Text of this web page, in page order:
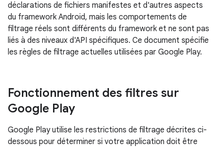
déclarations de fichiers manifestes et d'autres aspects
du framework Android, mais les comportements de
filtrage réels sont différents du framework et ne sont pas
liés à des niveaux d'API spécifiques. Ce document spécifie
les règles de filtrage actuelles utilisées par Google Play.
Fonctionnement des filtres sur
Google Play
Google Play utilise les restrictions de filtrage décrites ci-
dessous pour déterminer si votre application doit être